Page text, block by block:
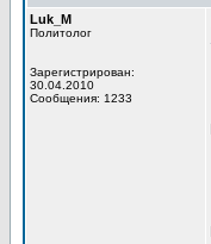
Luk_M
Политолог
Зарегистрирован:
30.04.2010
Сообщения: 1233